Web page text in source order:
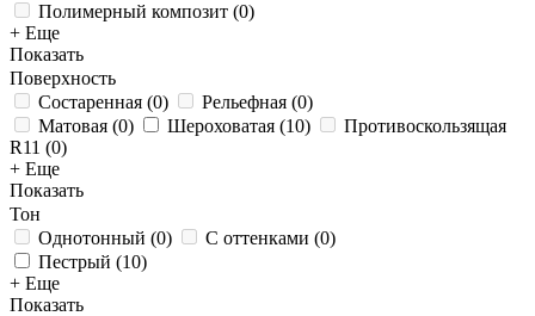
Полимерный композит (0)
+ Еще
Показать
Поверхность
Состаренная (0) Рельефная (0)
Матовая (0) Шероховатая (10)
Противоскользящая
R11 (0)
+ Еще
Показать
Тон
Однотонный (0) С оттенками (0)
Пестрый (10)
+ Еще
Показать